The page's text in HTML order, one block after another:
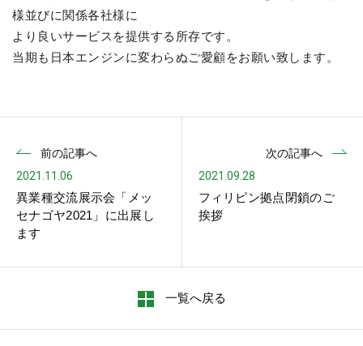
様並びに関係各社様に
より良いサービスを提供する所存です。
当期も日本エンジンに変わらぬご愛顧をお願い致します。
前の記事へ
2021.11.06
異業種交流展示会「メッ
セナゴヤ2021」に出展し
ます
次の記事へ
2021.09.28
フィリピン拠点閉鎖のご
挨拶
一覧へ戻る